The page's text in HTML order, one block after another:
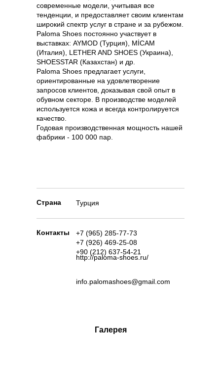
Страна Турция
современные модели, учитывая все
тенденции, и предоставляет своим клиентам
широкий спектр услуг в стране и за рубежом.
Paloma Shoes постоянно участвует в
выставках: AYMOD (Турция), MİCAM
(Италия), LETHER AND SHOES (Украина),
SHOESSTAR (Казахстан) и др.
Paloma Shoes предлагает услуги,
ориентированные на удовлетворение
запросов клиентов, доказывая свой опыт в
обувном секторе. В производстве моделей
используется кожа и всегда контролируется
качество.
Годовая производственная мощность нашей
фабрики - 100 000 пар.
Контакты
+7 (965) 285-77-73
+7 (926) 469-25-08
+90 (212) 637-54-21
http://paloma-shoes.ru/
info.palomashoes@gmail.com
Галерея